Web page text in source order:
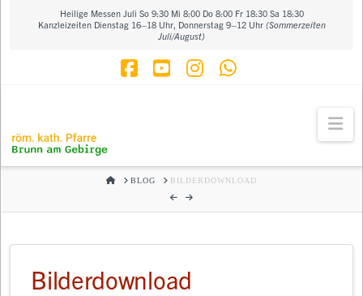
Heilige Messen Juli So 9:30 Mi 8:00 Do 8:00 Fr 18:30 Sa 18:30
Kanzleizeiten Dienstag 16–18 Uhr, Donnerstag 9–12 Uhr (Sommerzeiten
Juli/August)
HOMEBLOG BILDERDOWNLOAD
Bilderdownload